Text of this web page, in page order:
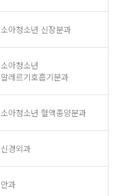
소아청소년 신장분과
소아청소년
알레르기호흡기분과
소아청소년 혈액종양분과
신경외과
안과